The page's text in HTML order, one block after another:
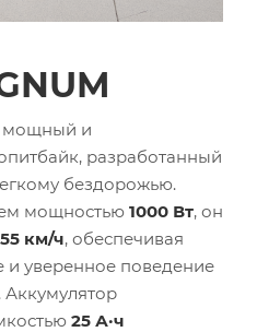
мощный и
разработанный
бездорожью.
мощностью 1000 Вт, он
55 км/ч, обеспечивая
уверенное поведение
25 А·ч